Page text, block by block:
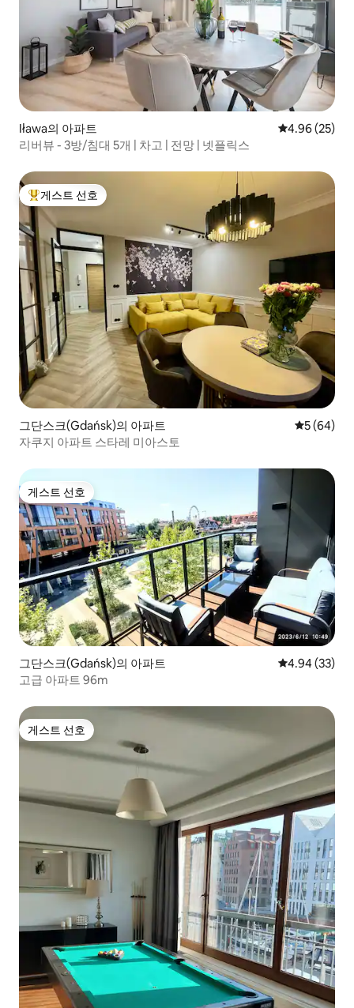
Iława의 아파트 평점 4.96점(5
4.96 (25)
리버뷰 - 3방/침대 5개 | 차고 | 전망 | 넷플릭스
상위 게스트 선호
게스트 선호
그단스크(Gdańsk)의 아파트 평점 5점(5
5 (64)
자쿠지 아파트 스타레 미아스토
게스트 선호
게스트 선호
그단스크(Gdańsk)의 아파트 평점 4.94점(5
4.94 (33)
고급 아파트 96m
게스트 선호
게스트 선호